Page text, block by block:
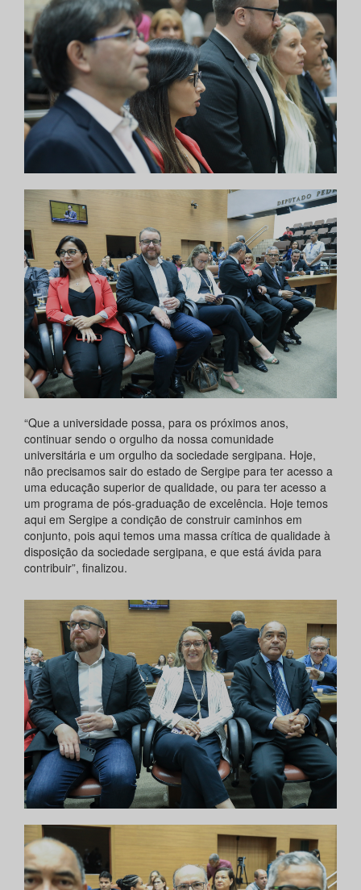
“Que a universidade possa, para os próximos anos,
continuar sendo o orgulho da nossa comunidade
universitária e um orgulho da sociedade sergipana. Hoje,
não precisamos sair do estado de Sergipe para ter acesso a
uma educação superior de qualidade, ou para ter acesso a
um programa de pós-graduação de excelência. Hoje temos
aqui em Sergipe a condição de construir caminhos em
conjunto, pois aqui temos uma massa crítica de qualidade à
disposição da sociedade sergipana, e que está ávida para
contribuir”, finalizou.